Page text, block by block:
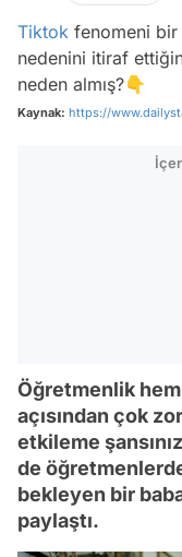
Tiktok fenomeni bir
nedenini itiraf
neden almış?👇
Kaynak: https://
Öğretmenlik
açısından çok
etkileme
de
bekleyen bir
paylaştı.